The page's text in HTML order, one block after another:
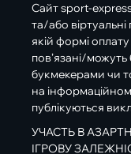
Сайт sport-
та/або
якій формі
пов’язані/можуть
букмекерами чи
на
публікуються
УЧАСТЬ В
ІГРОВУ